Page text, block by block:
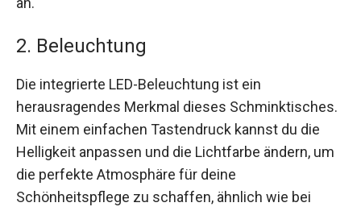
2. Beleuchtung
Die integrierte LED-Beleuchtung ist ein
herausragendes Merkmal dieses Schminktisches.
Mit einem einfachen Tastendruck kannst du die
Helligkeit anpassen und die Lichtfarbe ändern, um
die perfekte Atmosphäre für deine
Schönheitspflege zu schaffen, ähnlich wie bei